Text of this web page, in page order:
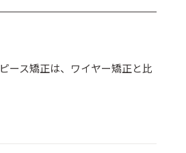
ース矯正は、ワイヤー矯正と比